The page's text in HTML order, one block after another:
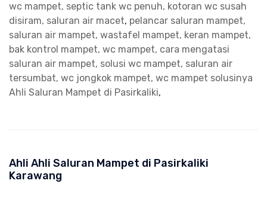
wc mampet, septic tank wc penuh, kotoran wc susah
disiram, saluran air macet, pelancar saluran mampet,
saluran air mampet, wastafel mampet, keran mampet,
bak kontrol mampet, wc mampet, cara mengatasi
saluran air mampet, solusi wc mampet, saluran air
tersumbat, wc jongkok mampet, wc mampet solusinya
Ahli Saluran Mampet di Pasirkaliki,
Ahli Ahli Saluran Mampet di Pasirkaliki
Karawang